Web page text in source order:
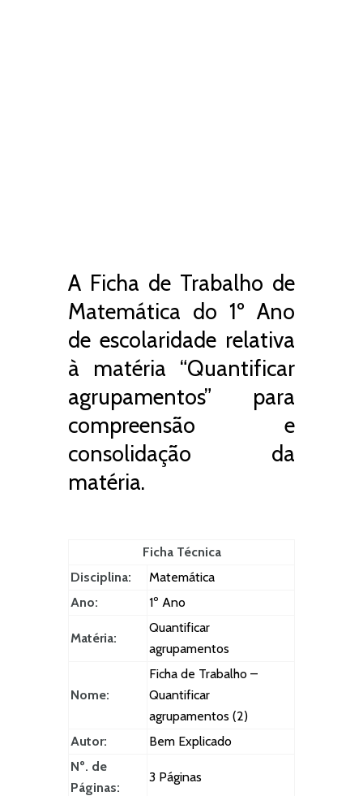
A Ficha de Trabalho de
Matemática do 1º Ano
de escolaridade relativa
à matéria “Quantificar
agrupamentos” para
compreensão e
consolidação da
matéria.
Ficha Técnica
Disciplina:
Matemática
Ano:
1º Ano
Matéria:
Quantificar
agrupamentos
Nome:
Ficha de Trabalho –
Quantificar
agrupamentos (2)
Autor:
Bem Explicado
Nº. de
Páginas:
3 Páginas